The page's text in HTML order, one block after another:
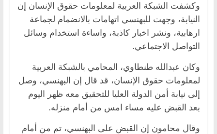
وكشفت الشبكة العربية لمعلومات حقوق الإنسان إن
النيابة، وجهت للبهنسي اتهامات بالانضمام لجماعة
ارهابية، ونشر اخبار كاذبة، واساءة استخدام وسائل
التواصل الاجتماعي.
وكان عبدالله طنطاوي، المحامي بالشبكة العربية
لمعلومات حقوق الإنسان، قد قال إن البهنسي، وصل
إلى نيابة أمن الدولة العليا للتحقيق معه ظهر اليوم
بعد القبض عليه مساء امس من أمام منزله.
وقال محامون إن القبض على البهنسي، تم من أمام